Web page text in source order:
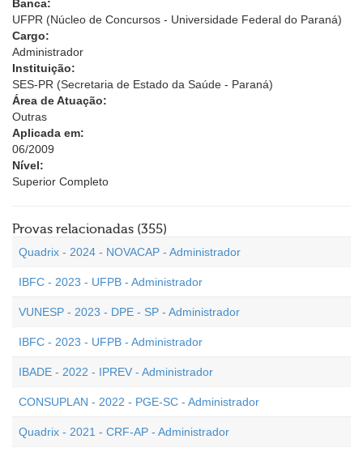
Banca:
UFPR (Núcleo de Concursos - Universidade Federal do Paraná)
Cargo:
Administrador
Instituição:
SES-PR (Secretaria de Estado da Saúde - Paraná)
Área de Atuação:
Outras
Aplicada em:
06/2009
Nível:
Superior Completo
Provas relacionadas (355)
Quadrix - 2024 - NOVACAP - Administrador
IBFC - 2023 - UFPB - Administrador
VUNESP - 2023 - DPE - SP - Administrador
IBFC - 2023 - UFPB - Administrador
IBADE - 2022 - IPREV - Administrador
CONSUPLAN - 2022 - PGE-SC - Administrador
Quadrix - 2021 - CRF-AP - Administrador